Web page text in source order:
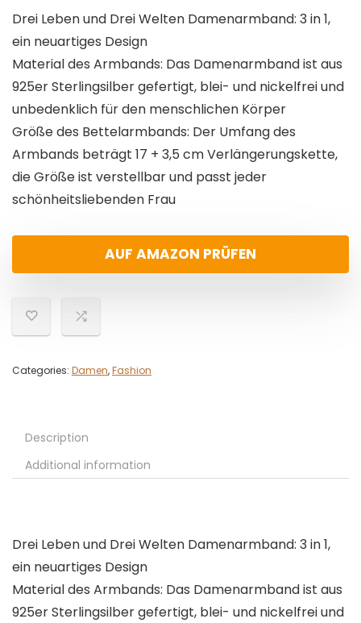
Drei Leben und Drei Welten Damenarmband: 3 in 1,
ein neuartiges Design
Material des Armbands: Das Damenarmband ist aus
925er Sterlingsilber gefertigt, blei- und nickelfrei und
unbedenklich für den menschlichen Körper
Größe des Bettelarmbands: Der Umfang des
Armbands beträgt 17 + 3,5 cm Verlängerungskette,
die Größe ist verstellbar und passt jeder
schönheitsliebenden Frau
AUF AMAZON PRÜFEN
Categories: Damen,Fashion
Description
Additional information
Drei Leben und Drei Welten Damenarmband: 3 in 1,
ein neuartiges Design
Material des Armbands: Das Damenarmband ist aus
925er Sterlingsilber gefertigt, blei- und nickelfrei und